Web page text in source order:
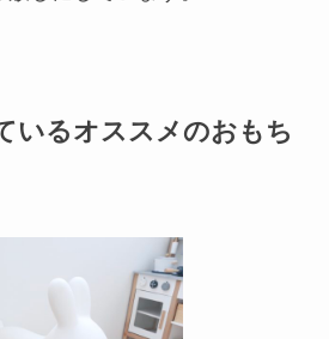
いるオススメのおもち